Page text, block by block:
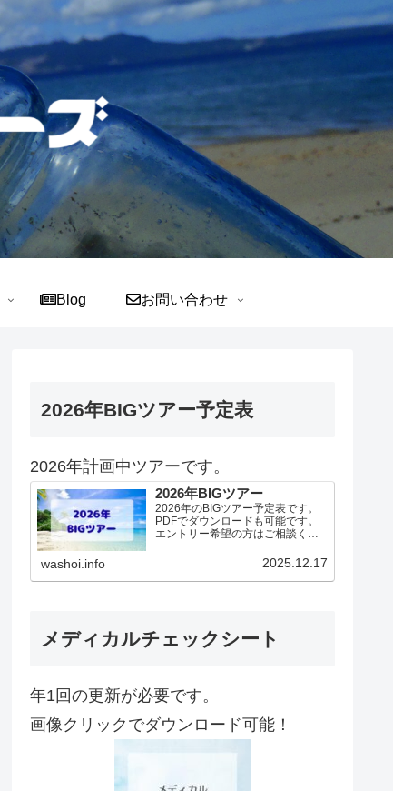
Blog お問い合わせ
2026年BIGツアー予定表
2026年計画中ツアーです。
2026年BIGツアー
2026年のBIGツアー予定表です。
PDFでダウンロードも可能です。
エントリー希望の方はご相談くだ
より変動ありますので、ご確認く
新）ダウンロードPDFでアップロ
washoi.info 2025.12.17
メディカルチェックシート
年1回の更新が必要です。
画像クリックでダウンロード可能！